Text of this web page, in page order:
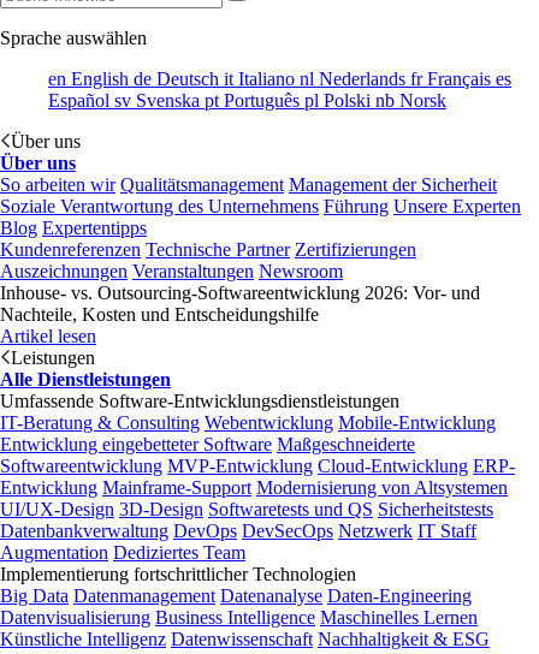
Sprache auswählen
en English de Deutsch it Italiano nl Nederlands frFrançais es
Español sv Svenska pt Português pl Polski nb Norsk
Über uns
Über uns
So arbeiten wir Qualitätsmanagement Management der Sicherheit
Soziale Verantwortung des Unternehmens Führung Unsere Experten
Blog Expertentipps
Kundenreferenzen Technische Partner Zertifizierungen
Auszeichnungen Veranstaltungen Newsroom
Inhouse- vs. Outsourcing-Softwareentwicklung 2026: Vor- und
Nachteile, Kosten und Entscheidungshilfe
Artikel lesen
Leistungen
Alle Dienstleistungen
Umfassende Software-Entwicklungsdienstleistungen
IT-Beratung & Consulting Webentwicklung Mobile-Entwicklung
Entwicklung eingebetteter Software Maßgeschneiderte
Softwareentwicklung MVP-Entwicklung Cloud-Entwicklung ERP-
Entwicklung Mainframe-Support Modernisierung von Altsystemen
UI/UX-Design 3D-Design Softwaretests und QS Sicherheitstests
Datenbankverwaltung DevOps DevSecOps Netzwerk IT Staff
Augmentation Dediziertes Team
Implementierung fortschrittlicher Technologien
Big Data Datenmanagement Datenanalyse Daten-Engineering
Datenvisualisierung Business Intelligence Maschinelles Lernen
Künstliche Intelligenz Datenwissenschaft Nachhaltigkeit & ESG